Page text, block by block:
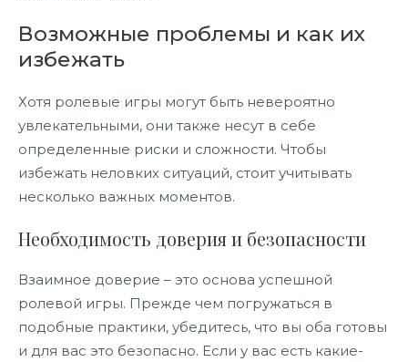
Возможные проблемы и как их
избежать
Хотя ролевые игры могут быть невероятно
увлекательными, они также несут в себе
определенные риски и сложности. Чтобы
избежать неловких ситуаций, стоит учитывать
несколько важных моментов.
Необходимость доверия и безопасности
Взаимное доверие – это основа успешной
ролевой игры. Прежде чем погружаться в
подобные практики, убедитесь, что вы оба готовы
и для вас это безопасно. Если у вас есть какие-